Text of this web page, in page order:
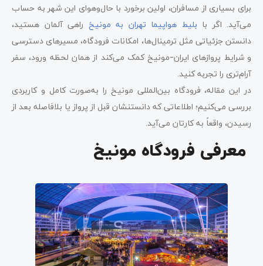
برای بسیاری از مسافران، اولین برخورد با حال‌وهوای این شهر به حساب
می‌آید. اگر با بلیط هواپیما تهران به مونیخ راهی آلمان هستید،
دانستن جزئیاتی مثل ترمینال‌ها، امکانات فرودگاه، مسیرهای دسترسی
و شرایط پروازهای ایران–مونیخ کمک می‌کند از همان لحظه ورود، سفر
آرام‌تری را تجربه کنید.
در این مقاله، فرودگاه بین‌المللی مونیخ را به‌صورت کامل و کاربردی
بررسی می‌کنیم؛ اطلاعاتی که دانستنشان قبل از پرواز یا بلافاصله بعد از
رسیدن، واقعاً به کارتان می‌آید.
معرفی فرودگاه مونیخ